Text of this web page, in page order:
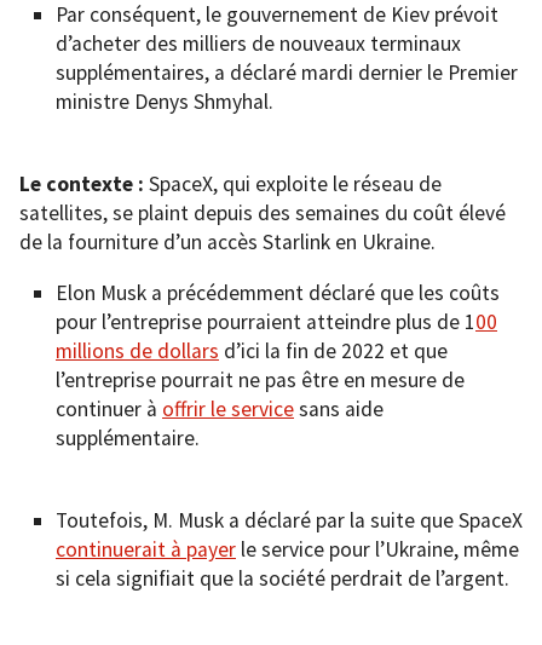
Par conséquent, le gouvernement de Kiev prévoit
d’acheter des milliers de nouveaux terminaux
supplémentaires, a déclaré mardi dernier le Premier
ministre Denys Shmyhal.
Le contexte : SpaceX, qui exploite le réseau de
satellites, se plaint depuis des semaines du coût élevé
de la fourniture d’un accès Starlink en Ukraine.
Elon Musk a précédemment déclaré que les coûts
pour l’entreprise pourraient atteindre plus de 100
millions de dollars d’ici la fin de 2022 et que
l’entreprise pourrait ne pas être en mesure de
continuer à offrir le servicesans aide
supplémentaire.
Toutefois, M. Musk a déclaré par la suite que SpaceX
continuerait à payer le service pour l’Ukraine, même
si cela signifiait que la société perdrait de l’argent.